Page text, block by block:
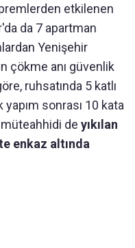
etkilenen
da 7 apartman
Yenişehir
çökme anı güvenlik
ruhsatında 5 katlı
sonrası 10 kata
müteahhidi de yıkılan
enkaz altında